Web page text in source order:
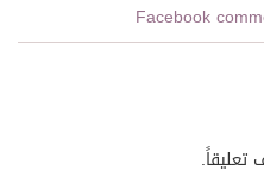
Facebook
تعليقاً.